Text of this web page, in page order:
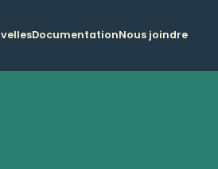
DocumentationNous joindre